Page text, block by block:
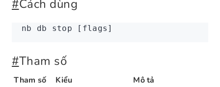
#Cách dùng
nb db stop [flags]
#Tham số
Tham số Kiểu Mô tả